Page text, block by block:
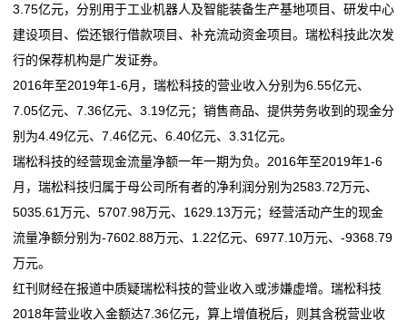
广信材料接待3家机构调研，包括财通基金、方正证
券、山西证券
逆袭“闪蒸法”非织造布 中国材料科技加速崛起
海量财经丨六大板块协同发力！国瓷材料一季度业绩稳
健增收，经营性现金流暴
铜基新材料省重点实验室通过验收
科马材料IPO：兼职研发人员再被关注，一研发人员曾
任职供应商
广信材料接待3家机构调研，包括财通基金、方正证
券、山西证券
逆袭“闪蒸法”非织造布 中国材料科技加速崛起
3.75亿元，分别用于工业机器人及智能装备生产基地项目、研发中心
建设项目、偿还银行借款项目、补充流动资金项目。瑞松科技此次发
行的保荐机构是广发证券。
2016年至2019年1-6月，瑞松科技的营业收入分别为6.55亿元、
7.05亿元、7.36亿元、3.19亿元；销售商品、提供劳务收到的现金分
别为4.49亿元、7.46亿元、6.40亿元、3.31亿元。
瑞松科技的经营现金流量净额一年一期为负。2016年至2019年1-6
月，瑞松科技归属于母公司所有者的净利润分别为2583.72万元、
5035.61万元、5707.98万元、1629.13万元；经营活动产生的现金
流量净额分别为-7602.88万元、1.22亿元、6977.10万元、-9368.79
万元。
红刊财经在报道中质疑瑞松科技的营业收入或涉嫌虚增。瑞松科技
2018年营业收入金额达7.36亿元，算上增值税后，则其含税营业收